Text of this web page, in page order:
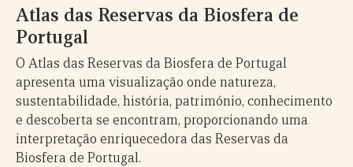
Atlas das Reservas da Biosfera de
Portugal
O Atlas das Reservas da Biosfera de Portugal
apresenta uma visualização onde natureza,
sustentabilidade, história, património, conhecimento
e descoberta se encontram, proporcionando uma
interpretação enriquecedora das Reservas da
Biosfera de Portugal.